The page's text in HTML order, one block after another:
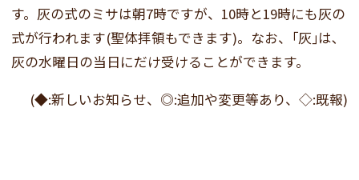
す。灰の式のミサは朝7時ですが、10時と19時にも灰の
式が行われます(聖体拝領もできます)。なお、｢灰｣は､
灰の水曜日の当日にだけ受けることができます。
(◆:新しいお知らせ、◎:追加や変更等あり、◇:既報)